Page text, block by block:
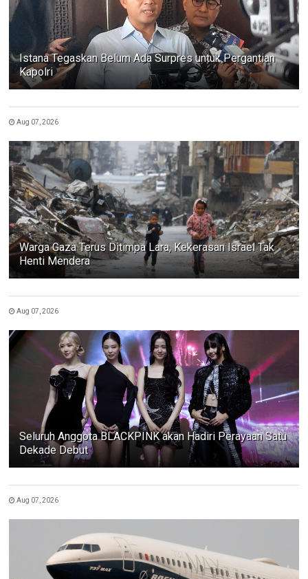
Istana Tegaskan Belum Ada Surpres untuk Pergantian
Kapolri
Aug 07, 2026
Warga Gaza Terus Ditimpa Lara, Kekerasan Israel Tak
Henti Mendera
Aug 07, 2026
Seluruh Anggota BLACKPINK akan Hadiri Perayaan Satu
Dekade Debut
Aug 07, 2026